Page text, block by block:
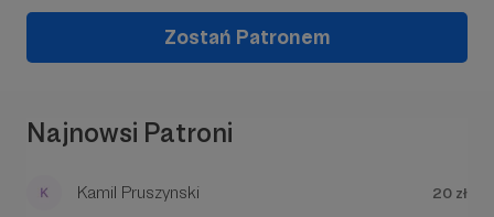
wieczory przy konsoli do gier, piłkarzykach czy
filmie puszczonym z projektora.
Zostań Patronem
Najnowsi Patroni
Kamil Pruszynski 20 zł